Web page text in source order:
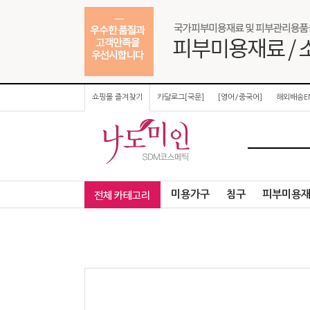
쇼핑몰 즐겨찾기 카달로그[국문] [영어/중국어] 해외배송
미용가구 침구 피부미용